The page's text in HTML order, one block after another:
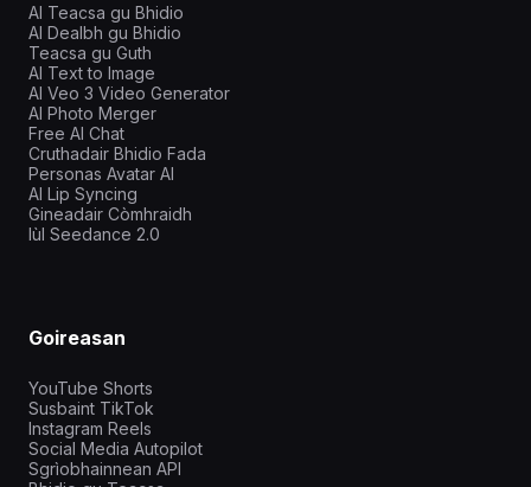
AI Teacsa gu Bhidio
AI Dealbh gu Bhidio
Teacsa gu Guth
AI Text to Image
AI Veo 3 Video Generator
AI Photo Merger
Free AI Chat
Cruthadair Bhidio Fada
Personas Avatar AI
AI Lip Syncing
Gineadair Còmhraidh
Iùl Seedance 2.0
Goireasan
YouTube Shorts
Susbaint TikTok
Instagram Reels
Social Media Autopilot
Sgrìobhainnean API